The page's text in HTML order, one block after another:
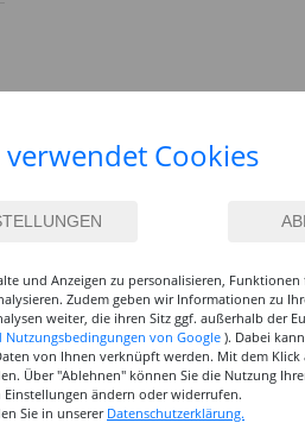
verwendet Cookies
und Anzeigen zu personalisieren,
Zudem geben wir Informationen zu
weiter, die ihren Sitz ggf. außerhalb der
Nutzungsbedingungen von Google ). Dabei
von Ihnen verknüpft werden. Mit dem
Über "Ablehnen" können Sie die Nutzung
ändern oder widerrufen.
Sie in unserer Datenschutzerklärung.